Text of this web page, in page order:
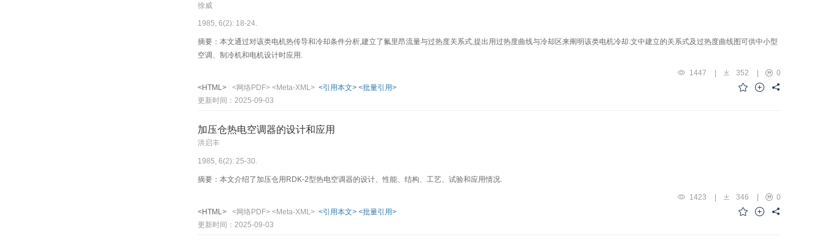
徐威
1985, 6(2): 18-24.
摘要：本文通过对该类电机热传导和冷却条件分析,建立了氟里昂流量与过热度关系式,提出用过热度曲线与冷却区来阐明该类电机冷却.文中建立的关系式及过热度曲线图可供中小型
空调、制冷机和电机设计时应用.
1447 352
0
<HTML>
<网络PDF> <Meta-XML> <引用本文> <批量引用>
更新时间：2025-09-03
加压仓热电空调器的设计和应用
洪启丰
1985, 6(2): 25-30.
摘要：本文介绍了加压仓用RDK-2型热电空调器的设计、性能、结构、工艺、试验和应用情况.
1423 | 346 |
0
<HTML>
<网络PDF> <Meta-XML> <引用本文> <批量引用>
更新时间：2025-09-03